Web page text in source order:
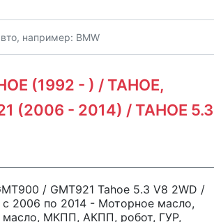
(1992 - ) / TAHOE,
(2006 - 2014) / TAHOE 5.3
/ GMT921 Tahoe 5.3 V8 2WD /
с 2006 по 2014 - Моторное масло,
масло, МКПП, АКПП, робот, ГУР,